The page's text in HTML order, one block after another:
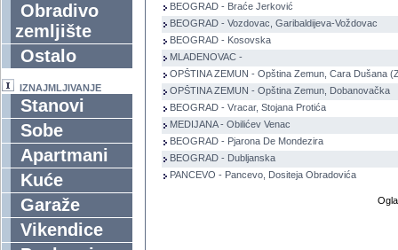
Obradivo
zemljište
Ostalo
IZNAJMLJIVANJE
Stanovi
Sobe
Apartmani
Kuće
Garaže
Vikendice
BEOGRAD - Braće Jerković
BEOGRAD - Vozdovac, Garibaldijeva-Voždovac
BEOGRAD - Kosovska
MLADENOVAC -
OPŠTINA ZEMUN - Opština Zemun, Cara Dušana
OPŠTINA ZEMUN - Opština Zemun, Dobanovačka
BEOGRAD - Vracar, Stojana Protića
MEDIJANA - Obilićev Venac
BEOGRAD - Pjarona De Mondezira
BEOGRAD - Dubljanska
PANCEVO - Pancevo, Dositeja Obradovića